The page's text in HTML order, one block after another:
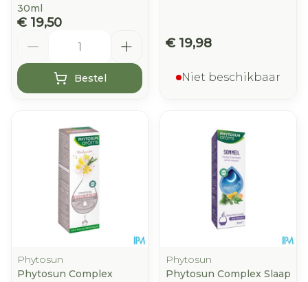
30ml
€ 19,50
Bestel
€ 19,98
Niet beschikbaar
Phytosun
Phytosun Complex
Phytosun
Phytosun Complex Slaap